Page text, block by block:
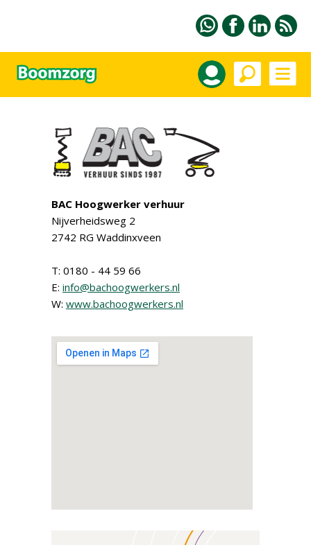
BAC Hoogwerker verhuur
Nijverheidsweg 2
2742 RG Waddinxveen
T: 0180 - 44 59 66
E: info@bachoogwerkers.nl
W: www.bachoogwerkers.nl